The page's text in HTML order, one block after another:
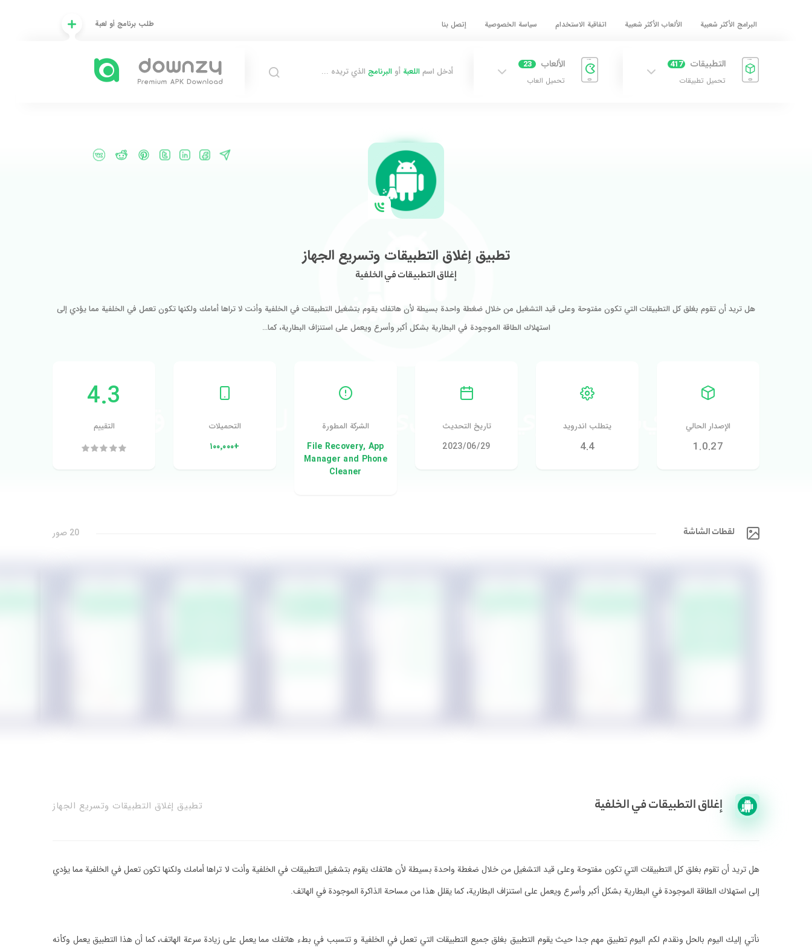
البرامج الأكثر شعبية الألعاب الأكثر شعبية اتفاقية الاستخدام سياسة الخصوصية إتصل بنا طلب برنامج أو لعبة
التطبيقات 417
تحميل تطبيقات
الألعاب 23
تحميل العاب
أدخل اسم اللعبة أو البرنامج الذي تريده ...
تطبيق إغلاق التطبيقات وتسريع الجهاز
إغلاق التطبيقات في الخلفية
هل تريد أن تقوم بغلق كل التطبيقات التي تكون مفتوحة وعلى قيد التشغيل من خلال ضغطة واحدة بسيطة لأن هاتفك يقوم بتشغيل التطبيقات في الخلفية وأنت لا تراها أمامك ولكنها تكون تعمل في الخلفية مما يؤدي إلى
استهلاك الطاقة الموجودة في البطارية بشكل أكبر وأسرع ويعمل على استنزاف البطارية، كما…
الإصدار الحالي
1.0.27
يتطلب اندرويد
4.4
تاريخ التحديث
29‏/06‏/2023
الشركة المطورة
File Recovery, App
Manager and Phone
Cleaner
التحميلات
+١٠٠٬٠٠٠
4.3
التقييم
لقطات الشاشة 20 صور
إغلاق التطبيقات في الخلفية تطبيق إغلاق التطبيقات وتسريع الجهاز
هل تريد أن تقوم بغلق كل التطبيقات التي تكون مفتوحة وعلى قيد التشغيل من خلال ضغطة واحدة بسيطة لأن هاتفك يقوم بتشغيل التطبيقات في الخلفية وأنت لا تراها أمامك ولكنها تكون تعمل في الخلفية مما يؤدي
إلى استهلاك الطاقة الموجودة في البطارية بشكل أكبر وأسرع ويعمل على استنزاف البطارية، كما يقلل هذا من مساحة الذاكرة الموجودة في الهاتف.
نأتي إليك اليوم بالحل ونقدم لكم اليوم تطبيق مهم جدا حيث يقوم التطبيق بغلق جميع التطبيقات التي تعمل في الخلفية و تتسبب في بطء هاتفك مما يعمل على زيادة سرعة الهاتف، كما أن هذا التطبيق يعمل وكأنه